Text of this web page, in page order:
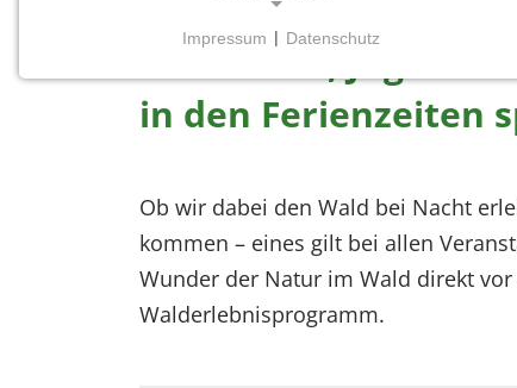
Für Kinder,
in den Ferienzeiten
Ob wir dabei den Wald bei Nacht
kommen – eines gilt bei allen
Wunder der Natur im Wald direkt
Walderlebnisprogramm.
Funktionen und sind für die einwandfreie Funktion
Einverständnis-Cookie
cookie_consent
Impressum | Datenschutz